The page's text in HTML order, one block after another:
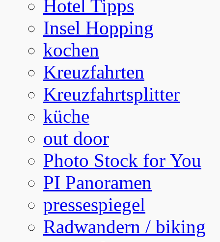
Hotel Tipps
Insel Hopping
kochen
Kreuzfahrten
Kreuzfahrtsplitter
küche
out door
Photo Stock for You
PI Panoramen
pressespiegel
Radwandern / biking